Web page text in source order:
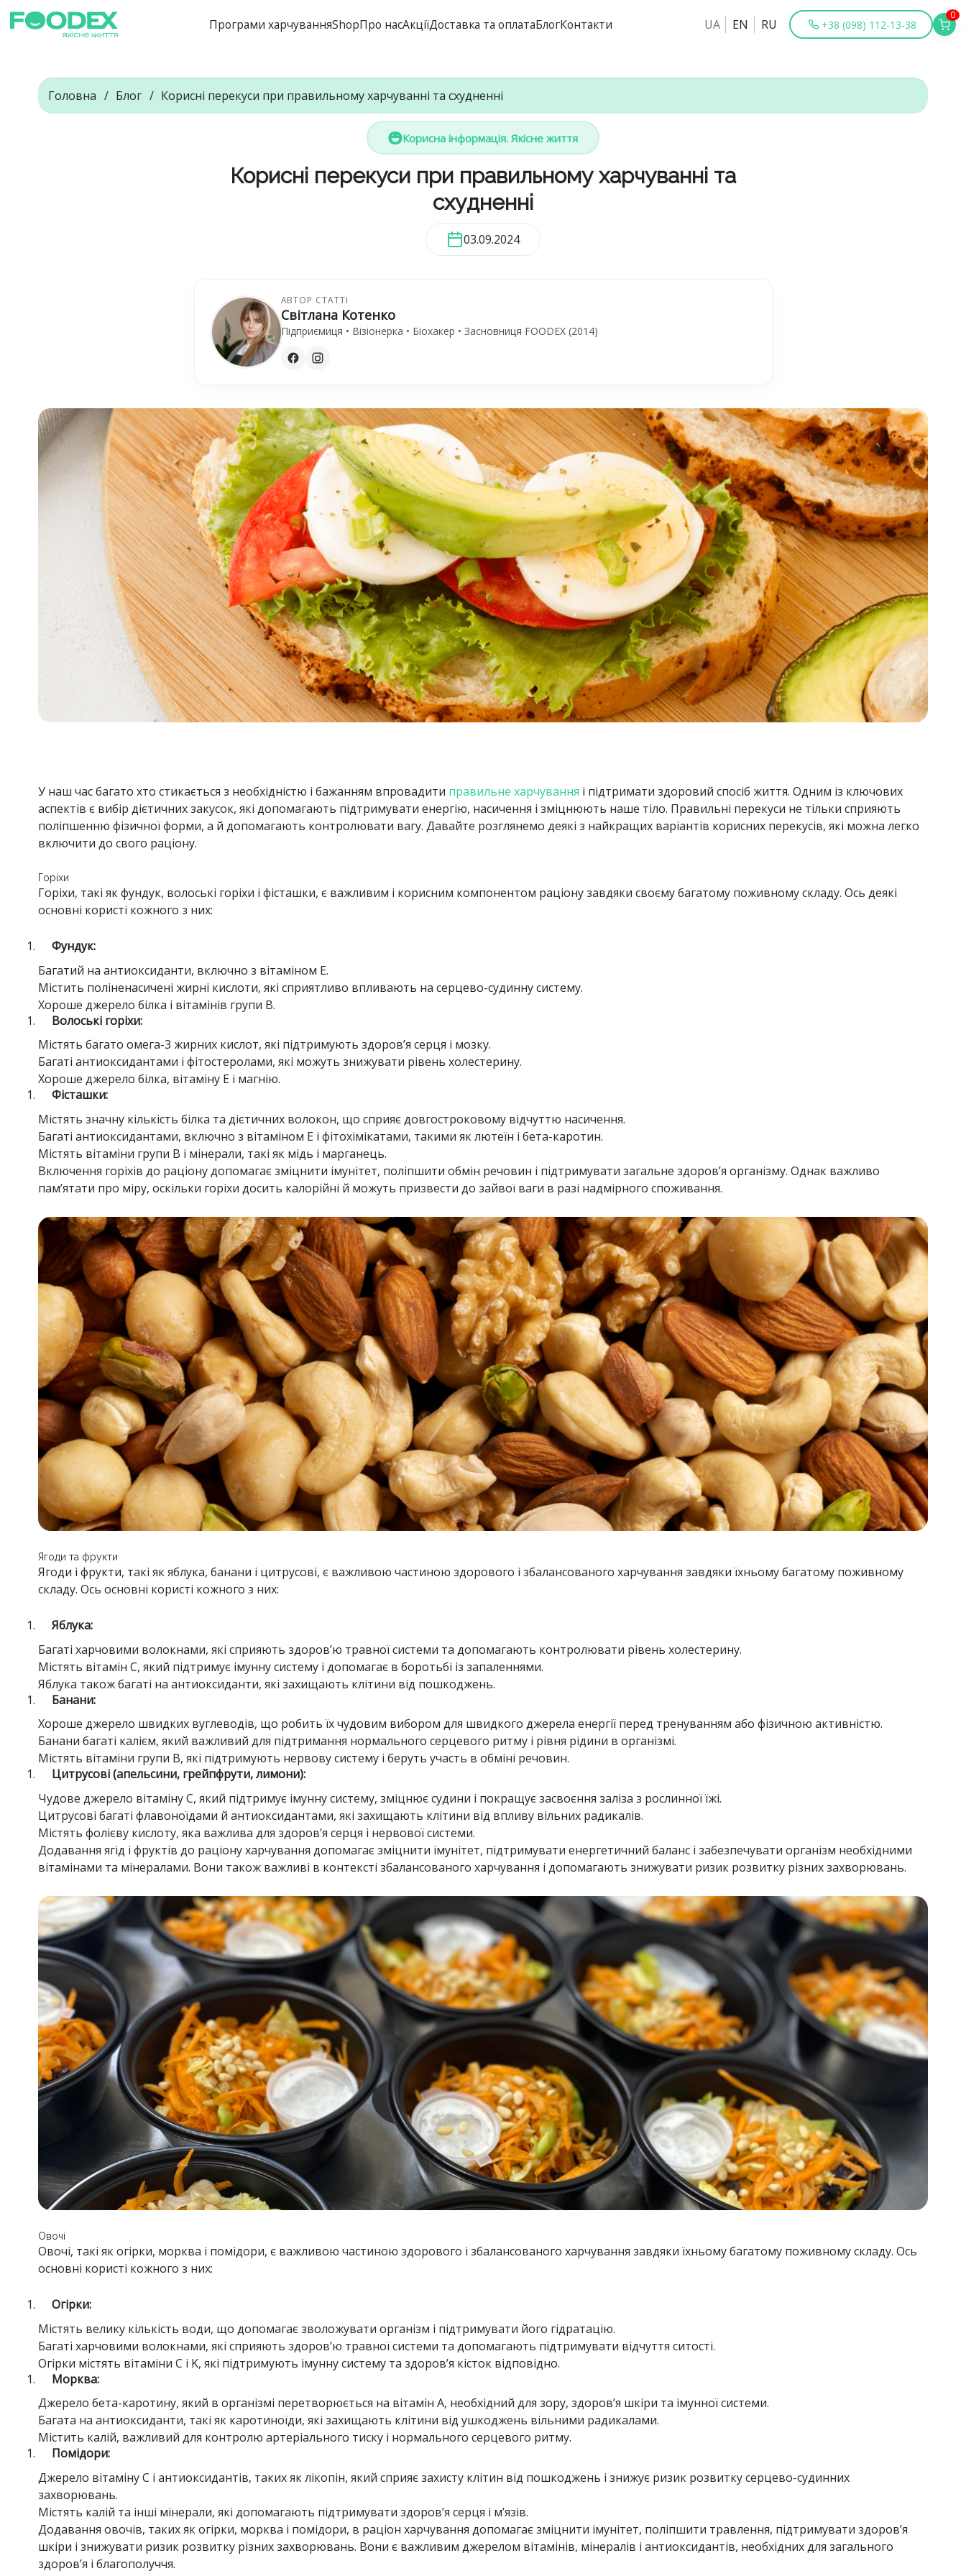
Програми харчуванняShopПро насАкціїДоставка та оплатаБлогКонтакти UA EN RU +38 (098) 112-13-38
0
Головна Блог Корисні перекуси при правильному харчуванні та схудненні
Корисна інформація. Якісне життя
Корисні перекуси при правильному харчуванні та
схудненні
03.09.2024
АВТОР СТАТТІ
Світлана Котенко
Підприємиця • Візіонерка • Біохакер • Засновниця FOODEX (2014)
У наш час багато хто стикається з необхідністю і бажанням впровадити правильне харчування і підтримати здоровий спосіб життя. Одним із ключових
аспектів є вибір дієтичних закусок, які допомагають підтримувати енергію, насичення і зміцнюють наше тіло. Правильні перекуси не тільки сприяють
поліпшенню фізичної форми, а й допомагають контролювати вагу. Давайте розглянемо деякі з найкращих варіантів корисних перекусів, які можна легко
включити до свого раціону.
Горіхи
Горіхи, такі як фундук, волоські горіхи і фісташки, є важливим і корисним компонентом раціону завдяки своєму багатому поживному складу. Ось деякі
основні користі кожного з них:
Фундук:
Багатий на антиоксиданти, включно з вітаміном Е.
Містить поліненасичені жирні кислоти, які сприятливо впливають на серцево-судинну систему.
Хороше джерело білка і вітамінів групи В.
Волоські горіхи:
Містять багато омега-3 жирних кислот, які підтримують здоров’я серця і мозку.
Багаті антиоксидантами і фітостеролами, які можуть знижувати рівень холестерину.
Хороше джерело білка, вітаміну Е і магнію.
Фісташки:
Містять значну кількість білка та дієтичних волокон, що сприяє довгостроковому відчуттю насичення.
Багаті антиоксидантами, включно з вітаміном Е і фітохімікатами, такими як лютеїн і бета-каротин.
Містять вітаміни групи В і мінерали, такі як мідь і марганець.
Включення горіхів до раціону допомагає зміцнити імунітет, поліпшити обмін речовин і підтримувати загальне здоров’я організму. Однак важливо
пам’ятати про міру, оскільки горіхи досить калорійні й можуть призвести до зайвої ваги в разі надмірного споживання.
Ягоди та фрукти
Ягоди і фрукти, такі як яблука, банани і цитрусові, є важливою частиною здорового і збалансованого харчування завдяки їхньому багатому поживному
складу. Ось основні користі кожного з них:
Яблука:
Багаті харчовими волокнами, які сприяють здоров’ю травної системи та допомагають контролювати рівень холестерину.
Містять вітамін C, який підтримує імунну систему і допомагає в боротьбі із запаленнями.
Яблука також багаті на антиоксиданти, які захищають клітини від пошкоджень.
Банани:
Хороше джерело швидких вуглеводів, що робить їх чудовим вибором для швидкого джерела енергії перед тренуванням або фізичною активністю.
Банани багаті калієм, який важливий для підтримання нормального серцевого ритму і рівня рідини в організмі.
Містять вітаміни групи B, які підтримують нервову систему і беруть участь в обміні речовин.
Цитрусові (апельсини, грейпфрути, лимони):
Чудове джерело вітаміну C, який підтримує імунну систему, зміцнює судини і покращує засвоєння заліза з рослинної їжі.
Цитрусові багаті флавоноїдами й антиоксидантами, які захищають клітини від впливу вільних радикалів.
Містять фолієву кислоту, яка важлива для здоров’я серця і нервової системи.
Додавання ягід і фруктів до раціону харчування допомагає зміцнити імунітет, підтримувати енергетичний баланс і забезпечувати організм необхідними
вітамінами та мінералами. Вони також важливі в контексті збалансованого харчування і допомагають знижувати ризик розвитку різних захворювань.
Овочі
Овочі, такі як огірки, морква і помідори, є важливою частиною здорового і збалансованого харчування завдяки їхньому багатому поживному складу. Ось
основні користі кожного з них:
Огірки:
Містять велику кількість води, що допомагає зволожувати організм і підтримувати його гідратацію.
Багаті харчовими волокнами, які сприяють здоров’ю травної системи та допомагають підтримувати відчуття ситості.
Огірки містять вітаміни C і K, які підтримують імунну систему та здоров’я кісток відповідно.
Морква:
Джерело бета-каротину, який в організмі перетворюється на вітамін A, необхідний для зору, здоров’я шкіри та імунної системи.
Багата на антиоксиданти, такі як каротиноїди, які захищають клітини від ушкоджень вільними радикалами.
Містить калій, важливий для контролю артеріального тиску і нормального серцевого ритму.
Помідори:
Джерело вітаміну C і антиоксидантів, таких як лікопін, який сприяє захисту клітин від пошкоджень і знижує ризик розвитку серцево-судинних
захворювань.
Містять калій та інші мінерали, які допомагають підтримувати здоров’я серця і м’язів.
Додавання овочів, таких як огірки, морква і помідори, в раціон харчування допомагає зміцнити імунітет, поліпшити травлення, підтримувати здоров’я
шкіри і знижувати ризик розвитку різних захворювань. Вони є важливим джерелом вітамінів, мінералів і антиоксидантів, необхідних для загального
здоров’я і благополуччя.